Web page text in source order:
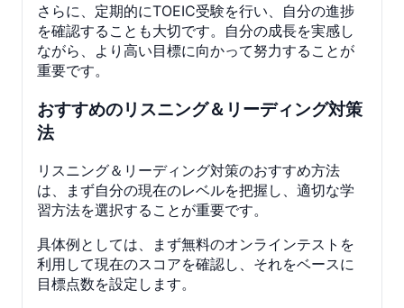
さらに、定期的にTOEIC受験を行い、自分の進捗
を確認することも大切です。自分の成長を実感し
ながら、より高い目標に向かって努力することが
重要です。
おすすめのリスニング＆リーディング対策
法
リスニング＆リーディング対策のおすすめ方法
は、まず自分の現在のレベルを把握し、適切な学
習方法を選択することが重要です。
具体例としては、まず無料のオンラインテストを
利用して現在のスコアを確認し、それをベースに
目標点数を設定します。